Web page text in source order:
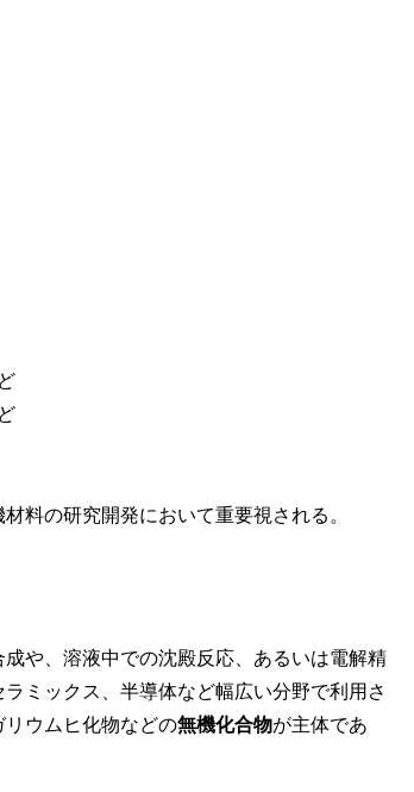
料の研究開発において重要視される。
や、溶液中での沈殿反応、あるいは電解精
ミックス、半導体など幅広い分野で利用さ
ウムヒ化物などの無機化合物が主体であ